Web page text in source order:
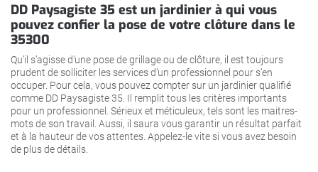
DD Paysagiste 35 est un jardinier à qui vous
pouvez confier la pose de votre clôture dans le
35300
Qu’il s’agisse d’une pose de grillage ou de clôture, il est toujours
prudent de solliciter les services d’un professionnel pour s’en
occuper. Pour cela, vous pouvez compter sur un jardinier qualifié
comme DD Paysagiste 35. Il remplit tous les critères importants
pour un professionnel. Sérieux et méticuleux, tels sont les maitres-
mots de son travail. Aussi, il saura vous garantir un résultat parfait
et à la hauteur de vos attentes. Appelez-le vite si vous avez besoin
de plus de détails.